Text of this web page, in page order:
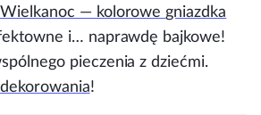
Wielkanoc — kolorowe gniazdka
i… naprawdę bajkowe!
pieczenia z dziećmi.
dekorowania!